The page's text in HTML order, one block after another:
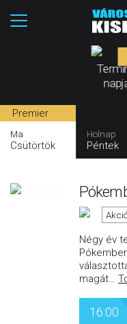
Premier
Ma
Csütörtök
Holnap
Péntek
Négy év
magát…
16:00